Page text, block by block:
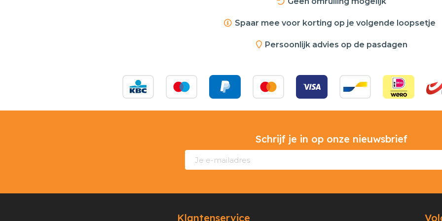
Spaar mee voor korting op je volgende loopsetje
Persoonlijk advies op de pasdagen
Schrijf je in op onze nieuwsbrief
Klantenservice